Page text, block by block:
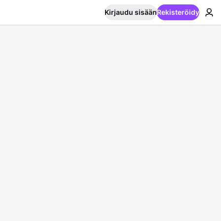
Kirjaudu sisäänRekisteröidy